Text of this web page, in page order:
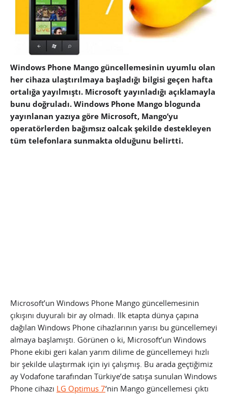
Windows Phone Mango güncellemesinin uyumlu olan
her cihaza ulaştırılmaya başladığı bilgisi geçen hafta
ortalığa yayılmıştı. Microsoft yayınladığı açıklamayla
bunu doğruladı. Windows Phone Mango blogunda
yayınlanan yazıya göre Microsoft, Mango’yu
operatörlerden bağımsız oalcak şekilde destekleyen
tüm telefonlara sunmakta olduğunu belirtti.
Microsoft’un Windows Phone Mango güncellemesinin
çıkışını duyuralı bir ay olmadı. İlk etapta dünya çapına
dağılan Windows Phone cihazlarının yarısı bu güncellemeyi
almaya başlamıştı. Görünen o ki, Microsoft’un Windows
Phone ekibi geri kalan yarım dilime de güncellemeyi hızlı
bir şekilde ulaştırmak için iyi çalışmış. Bu arada geçtiğimiz
ay Vodafone tarafından Türkiye’de satışa sunulan Windows
Phone cihazı LG Optimus 7‘nin Mango güncellemesi çıktı